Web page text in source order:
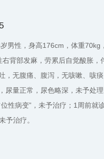
、充足、有效的临床数字化
男性，身高176cm，体重70kg
背部发麻，劳累后自觉酸胀
，无腹痛、腹泻，无咳嗽、咳
尿量正常，尿色略深，未予处
性病变”，未予治疗；1周前就
予治疗。